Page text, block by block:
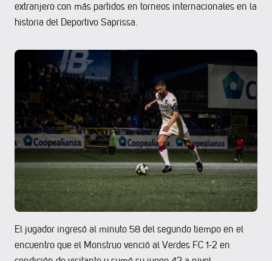
extranjero con más partidos en torneos internacionales en la
historia del Deportivo Saprissa.
El jugador ingresó al minuto 58 del segundo tiempo en el
encuentro que el Monstruo venció al Verdes FC 1-2 en